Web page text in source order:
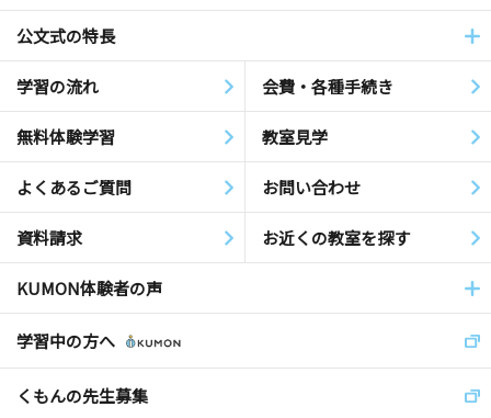
公文式の特長
学習の流れ 会費・各種手続き
無料体験学習 教室見学
よくあるご質問 お問い合わせ
資料請求 お近くの教室を探す
KUMON体験者の声
学習中の方へ
くもんの先生募集